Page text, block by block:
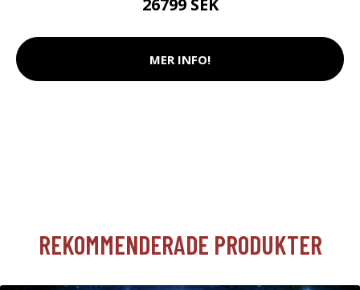
26799 SEK
MER INFO!
REKOMMENDERADE PRODUKTER